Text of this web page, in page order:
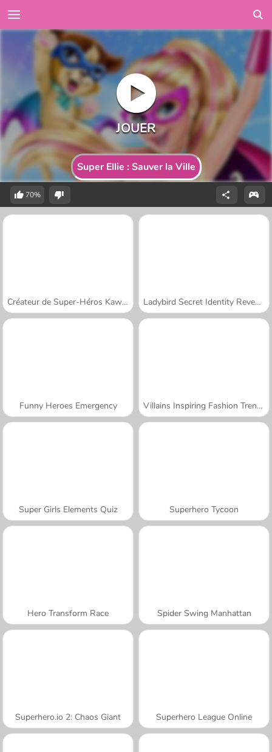
Super Ellie : Sauver la Ville
70%
Créateur de Super-Héros Kawaii Ladybird Secret Identity Revealed
Funny Heroes Emergency Villains Inspiring Fashion Trends
Super Girls Elements Quiz Superhero Tycoon
Hero Transform Race Spider Swing Manhattan
Superhero.io 2: Chaos Giant Superhero League Online